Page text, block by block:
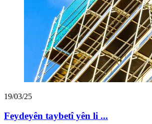
19/03/25
Feydeyên taybetî yên li ...